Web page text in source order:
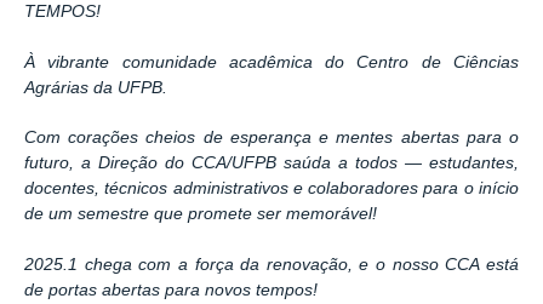
TEMPOS!
À vibrante comunidade acadêmica do Centro de Ciências
Agrárias da UFPB.
Com corações cheios de esperança e mentes abertas para o
futuro, a Direção do CCA/UFPB saúda a todos — estudantes,
docentes, técnicos administrativos e colaboradores para o início
de um semestre que promete ser memorável!
2025.1 chega com a força da renovação, e o nosso CCA está
de portas abertas para novos tempos!